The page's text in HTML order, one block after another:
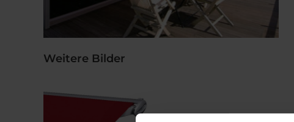
Weitere Bilder